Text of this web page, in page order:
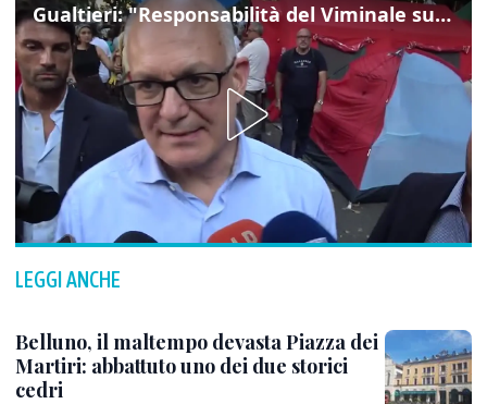
Gualtieri: "Responsabilità del Viminale su Spin Time? La posizione dei partiti è nota"
LEGGI ANCHE
Belluno, il maltempo devasta Piazza dei
Martiri: abbattuto uno dei due storici
cedri